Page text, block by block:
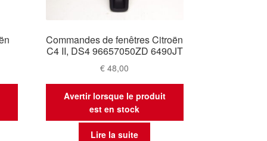
Commandes de fenêtres Citroën
C4 II, DS4 96657050ZD 6490JT
€ 48,00
Avertir lorsque le produit
est en stock
Lire la suite